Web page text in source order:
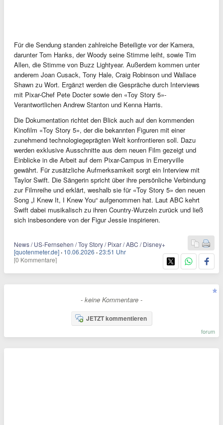
Für die Sendung standen zahlreiche Beteiligte vor der Kamera,
darunter Tom Hanks, der Woody seine Stimme leiht, sowie Tim
Allen, die Stimme von Buzz Lightyear. Außerdem kommen unter
anderem Joan Cusack, Tony Hale, Craig Robinson und Wallace
Shawn zu Wort. Ergänzt werden die Gespräche durch Interviews
mit Pixar-Chef Pete Docter sowie den «Toy Story 5»-
Verantwortlichen Andrew Stanton und Kenna Harris.
Die Dokumentation richtet den Blick auch auf den kommenden
Kinofilm «Toy Story 5», der die bekannten Figuren mit einer
zunehmend technologiegeprägten Welt konfrontieren soll. Dazu
werden exklusive Ausschnitte aus dem neuen Film gezeigt und
Einblicke in die Arbeit auf dem Pixar-Campus in Emeryville
gewährt. Für zusätzliche Aufmerksamkeit sorgt ein Interview mit
Taylor Swift. Die Sängerin spricht über ihre persönliche Verbindung
zur Filmreihe und erklärt, weshalb sie für «Toy Story 5» den neuen
Song „I Knew It, I Knew You“ aufgenommen hat. Laut ABC kehrt
Swift dabei musikalisch zu ihren Country-Wurzeln zurück und ließ
sich insbesondere von der Figur Jessie inspirieren.
News / US-Fernsehen / Toy Story / Pixar / ABC / Disney+
[quotenmeter.de] · 10.06.2026 ·23:51 Uhr
[0 Kommentare]
- keine Kommentare -
JETZT kommentieren
forum